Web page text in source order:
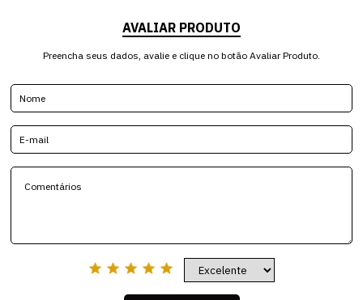
AVALIAR PRODUTO
Preencha seus dados, avalie e clique no botão Avaliar Produto.